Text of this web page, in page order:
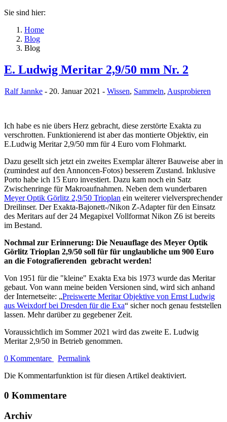
Sie sind hier:
Home
Blog
Blog
E. Ludwig Meritar 2,9/50 mm Nr. 2
Ralf Jannke - 20. Januar 2021 - Wissen, Sammeln, Ausprobieren
Ich habe es nie übers Herz gebracht, diese zerstörte Exakta zu
verschrotten. Funktionierend ist aber das montierte Objektiv, ein
E.Ludwig Meritar 2,9/50 mm für 4 Euro vom Flohmarkt.
Dazu gesellt sich jetzt ein zweites Exemplar älterer Bauweise aber in
(zumindest auf den Annoncen-Fotos) besserem Zustand. Inklusive
Porto habe ich 15 Euro investiert. Dazu kam noch ein Satz
Zwischenringe für Makroaufnahmen. Neben dem wunderbaren
Meyer Optik Görlitz 2,9/50 Trioplan ein weiterer vielversprechender
Dreilinser. Der Exakta-Bajonett-/Nikon Z-Adapter für den Einsatz
des Meritars auf der 24 Megapixel Vollformat Nikon Z6 ist bereits
im Bestand.
Nochmal zur Erinnerung: Die Neuauflage des Meyer Optik
Görlitz Trioplan 2,9/50 soll für für unglaubliche um 900 Euro
an die Fotografierenden gebracht werden!
Von 1951 für die "kleine" Exakta Exa bis 1973 wurde das Meritar
gebaut. Von wann meine beiden Versionen sind, wird sich anhand
der Internetseite: „Preiswerte Meritar Objektive von Ernst Ludwig
aus Weixdorf bei Dresden für die Exa“ sicher noch genau feststellen
lassen. Mehr darüber zu gegebener Zeit.
Voraussichtlich im Sommer 2021 wird das zweite E. Ludwig
Meritar 2,9/50 in Betrieb genommen.
0 Kommentare
Permalink
Die Kommentarfunktion ist für diesen Artikel deaktiviert.
0 Kommentare
Archiv